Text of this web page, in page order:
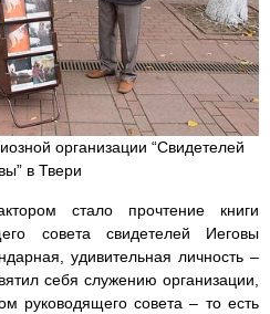
организации “Свидетелей
в Твери
стало прочтение книги
совета свидетелей Иеговы
удивительная личность –
себя служению организации,
руководящего совета – то есть